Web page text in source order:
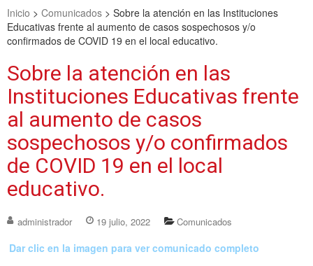
Inicio > Comunicados > Sobre la atención en las Instituciones
Educativas frente al aumento de casos sospechosos y/o
confirmados de COVID 19 en el local educativo.
Sobre la atención en las
Instituciones Educativas frente
al aumento de casos
sospechosos y/o confirmados
de COVID 19 en el local
educativo.
administrador 19 julio, 2022 Comunicados
Dar clic en la imagen para ver comunicado completo